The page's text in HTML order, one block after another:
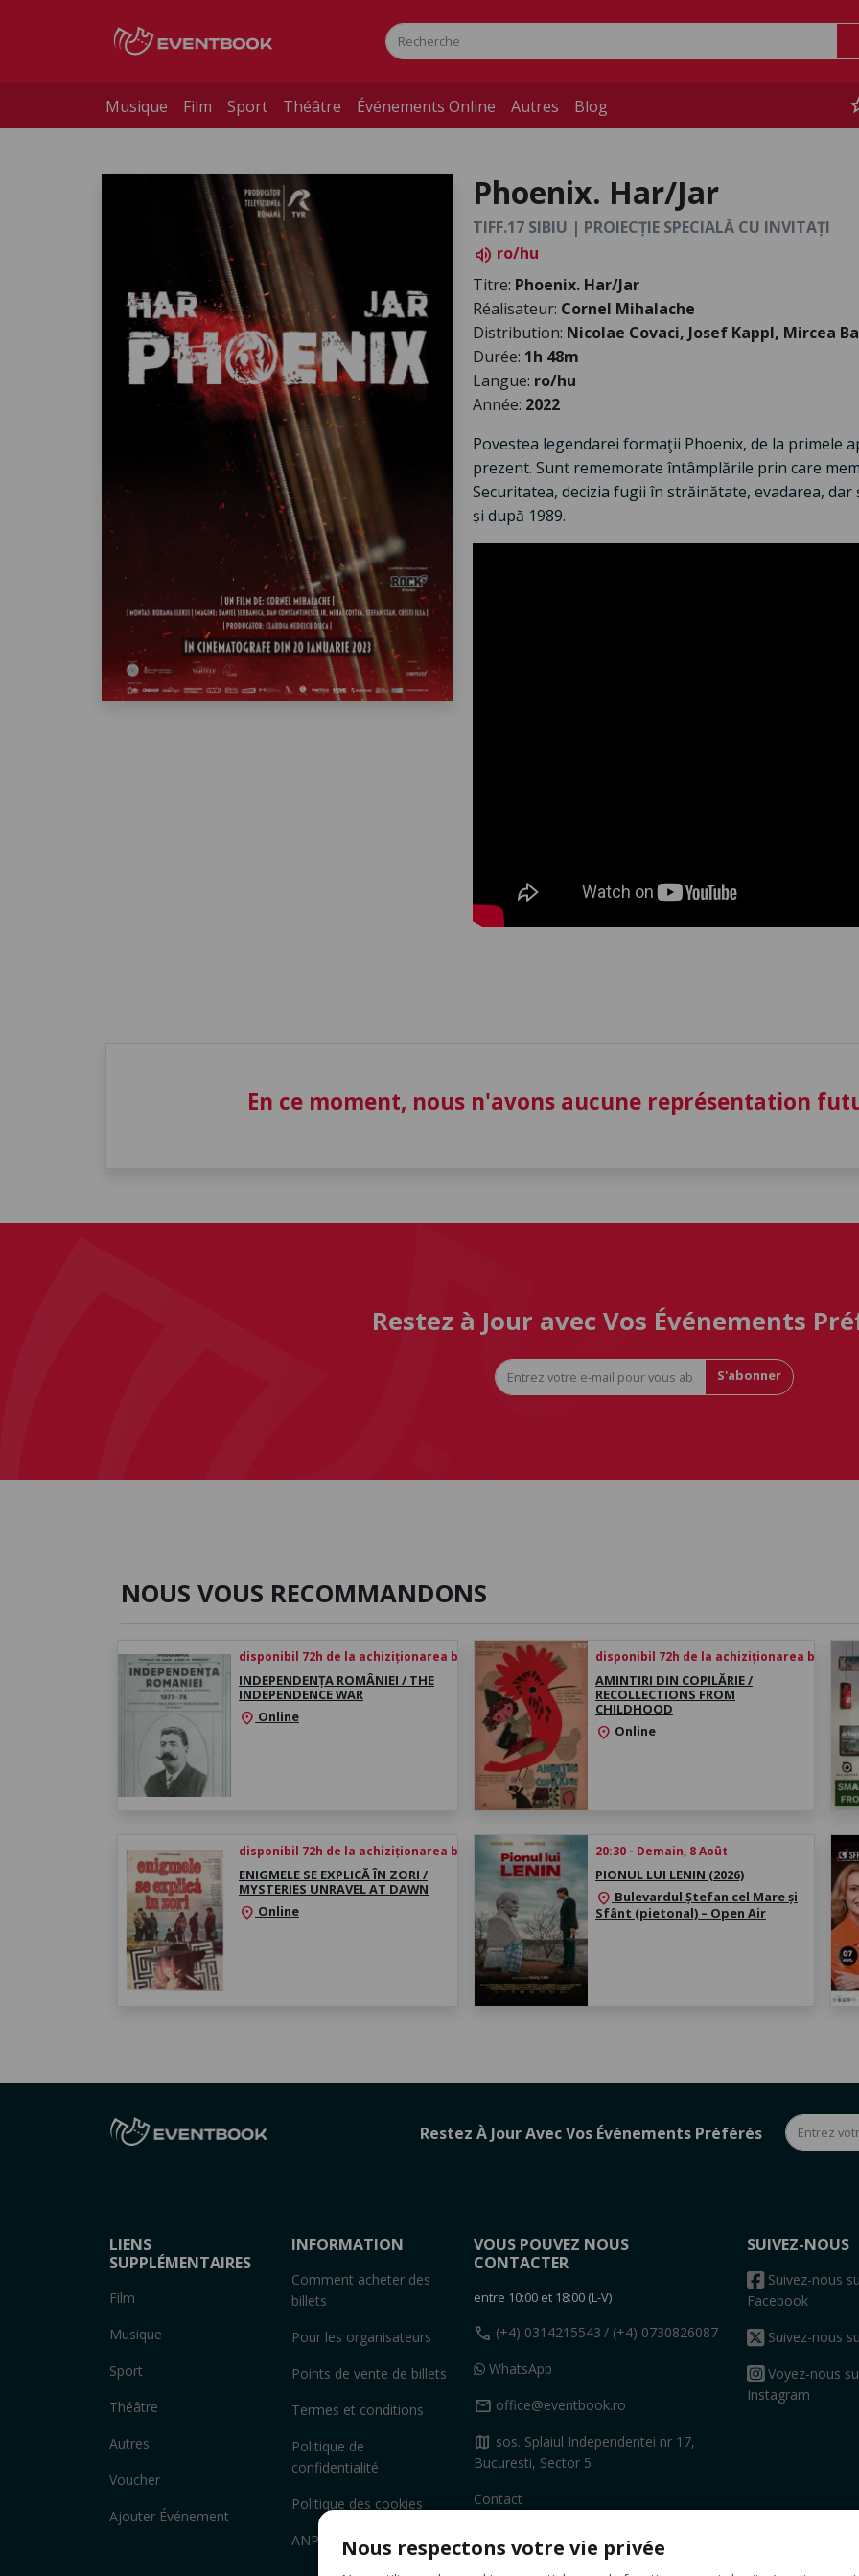
Musique Film Sport Théâtre Événements Online Autres Blog
Phoenix. Har/Jar
TIFF.17 SIBIU | PROIECȚIE SPECIALĂ CU INVITAȚI
volume_up ro/hu
Titre: Phoenix. Har/Jar
Réalisateur: Cornel Mihalache
Distribution: Nicolae Covaci, Josef Kappl, Mircea
Durée: 1h 48m
Langue: ro/hu
Année: 2022
Povestea legendarei formaţii Phoenix, de la primele
prezent. Sunt rememorate întâmplările prin care
Securitatea, decizia fugii în străinătate, evadarea,
și după 1989.
En ce moment, nous n'avons aucune représentation
Restez à Jour avec Vos Événements
S'abonner
NOUS VOUS RECOMMANDONS
disponibil 72h de la achiziționarea biletului
INDEPENDENȚA ROMÂNIEI / THE
INDEPENDENCE WAR
location_on Online
disponibil 72h de la achiziționarea biletului
AMINTIRI DIN COPILĂRIE /
RECOLLECTIONS FROM
CHILDHOOD
location_on Online
disponibil 72h de la achiziționarea biletului
ENIGMELE SE EXPLICĂ ÎN ZORI /
MYSTERIES UNRAVEL AT DAWN
location_on Online
20:30 - Demain, 8 Août
PIONUL LUI LENIN (2026)
location_on Bulevardul Ștefan cel Mare și
Sfânt (pietonal) – Open Air
Restez À Jour Avec Vos Événements Préférés
LIENS
SUPPLÉMENTAIRES
Film
Musique
Sport
Théâtre
Autres
Voucher
Ajouter Événement
INFORMATION
Comment acheter des
billets
Pour les organisateurs
Points de vente de billets
Termes et conditions
Politique de
confidentialité
Politique des cookies
ANPC
VOUS POUVEZ NOUS
CONTACTER
entre 10:00 et 18:00 (L-V)
call (+4) 0314215543 / (+4) 0730826087
WhatsApp
mail office@eventbook.ro
map sos. Splaiul Independentei nr 17,
Bucuresti, Sector 5
Contact
SUIVEZ-NOUS
Suivez-nous
Facebook
Suivez-nous
Voyez-nous
Instagram
Nous respectons votre vie privée